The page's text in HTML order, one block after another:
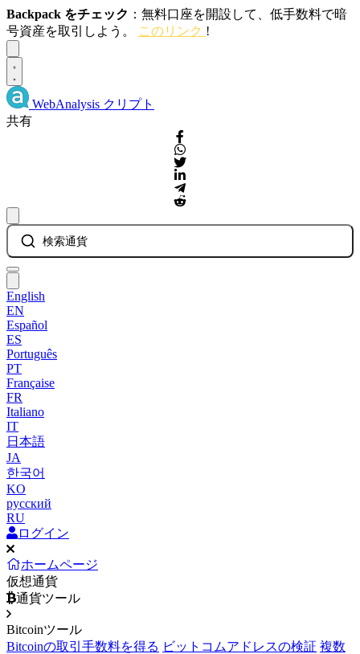
Backpack をチェック ：無料口座を開設して、低手数料で暗
号資産を取引しよう。
このリンク !
WebAnalysis クリプト
共有
検索通貨
English
EN
Español
ES
Português
PT
Française
FR
Italiano
IT
日本語
JA
한국어
KO
русский
RU
ログイン
ホームページ
仮想通貨
通貨ツール
Bitcoinツール
Bitcoinの取引手数料を得る ビットコムアドレスの検証 複数